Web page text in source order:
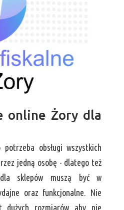
online Żory dla
obsługi wszystkich
jedną osobę - dlatego też
sklepów muszą być w
oraz funkcjonalne. Nie
dużych rozmiarów aby nie